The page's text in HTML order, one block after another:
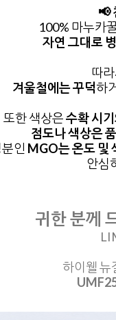
📢
100% 마누카
자연 그대로
따라
겨울철에는 꾸덕하
또한 색상은수확 시
점도나 색상은
인 MGO는 온도 및
안심
귀한 분께
하이웰 뉴